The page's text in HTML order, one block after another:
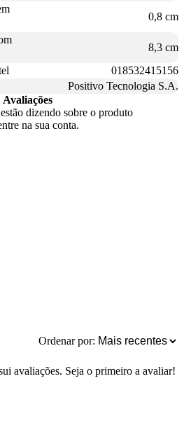
0,8 cm
8,3 cm
018532415156
Positivo Tecnologia S.A.
Avaliações
dizendo sobre o produto
na sua conta.
Ordenar por:
avaliações. Seja o primeiro a avaliar!